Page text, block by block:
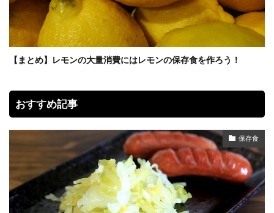
【まとめ】レモンの大量消費にはレモンの保存食を作ろう！
おすすめ記事
保存食